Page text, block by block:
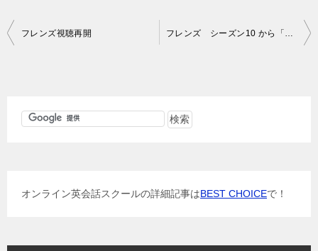
投
フレンズ視聴再開
オンライン英会話スクールの詳細記事はBEST CHOICEで！